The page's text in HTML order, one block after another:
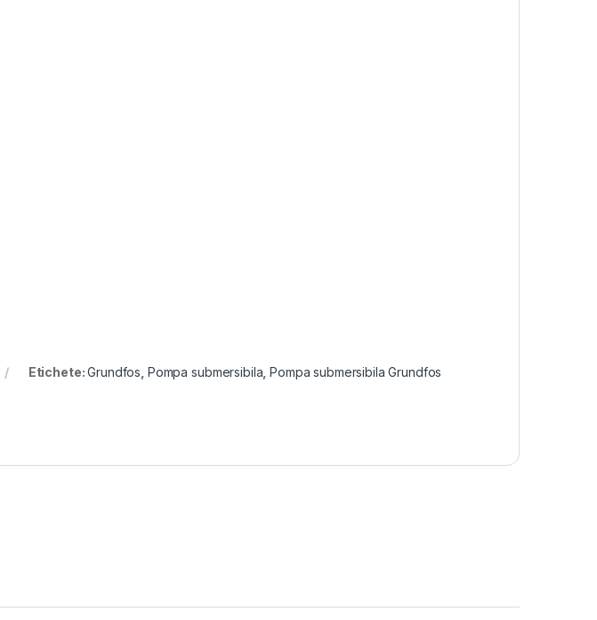
Etichete:Grundfos Pompa submersibila ,Pompa submersibila Grundfos